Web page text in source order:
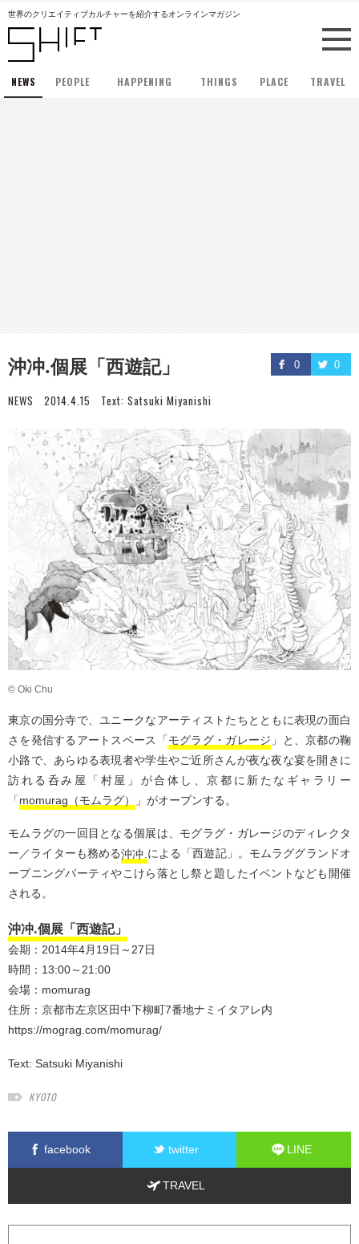
世界のクリエイティブカルチャーを紹介するオンラインマガジン
NEWS PEOPLE HAPPENING THINGS PLACE TRAVEL
0 0
沖冲.個展「西遊記」
NEWS 2014.4.15 Text: Satsuki Miyanishi
© Oki Chu
東京の国分寺で、ユニークなアーティストたちとともに表現の面白
さを発信するアートスペース「モグラグ・ガレージ 」と、京都の鞠
小路で、あらゆる表現者や学生やご近所さんが夜な夜な宴を開きに
訪れる呑み屋「村屋」が合体し、京都に新たなギャラリー
「momurag（モムラグ） 」がオープンする。
モムラグの一回目となる個展は、モグラグ・ガレージのディレクタ
ー／ライターも務める沖冲. による「西遊記」。モムラググランドオ
ープニングパーティやこけら落とし祭と題したイベントなども開催
される。
沖冲.個展「西遊記」
会期：2014年4月19日～27日
時間：13:00～21:00
会場：momurag
住所：京都市左京区田中下柳町7番地ナミイタアレ内
https://mograg.com/momurag/
Text: Satsuki Miyanishi
KYOTO
facebook twitter LINE
TRAVEL